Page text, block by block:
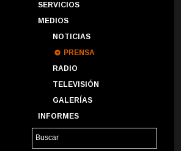
SERVICIOS
MEDIOS
NOTICIAS
PRENSA
RADIO
TELEVISIÓN
GALERÍAS
INFORMES